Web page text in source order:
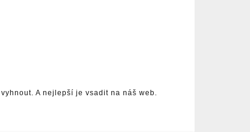
A nejlepší je vsadit na náš web.